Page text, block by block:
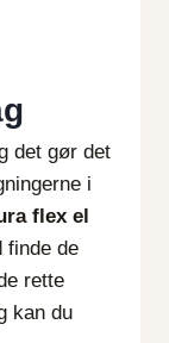
det gør det
i
flex el
finde de
rette
kan du